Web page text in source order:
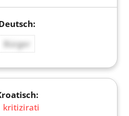
Bürger
kritizirati